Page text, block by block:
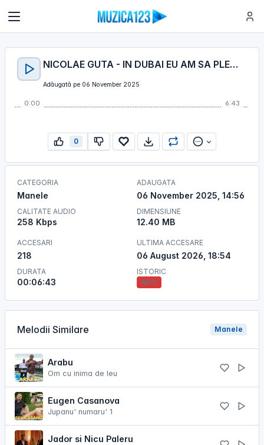
NICOLAE GUTA - IN DUBAI EU AM SA PLEC 2025
Adăugată pe 06 November 2025
0:00 6:43
0
CATEGORIA
Manele
CALITATE AUDIO
258 Kbps
ADAUGATA
06 November 2025, 14:56
DIMENSIUNE
12.40 MB
ACCESARI
218
DURATA
00:06:43
ULTIMA ACCESARE
06 August 2026, 18:54
ISTORIC
ADV
Melodii Similare Manele
Arabu
Om cu inima de leu
Eugen Casanova
Jupanu' numaru' 1
Jador si Nicu Paleru